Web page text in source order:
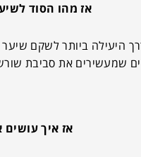
אז מהו הסוד
היעילה ביותר לשקם
שמעשירים את סביבת
אז איך עושים